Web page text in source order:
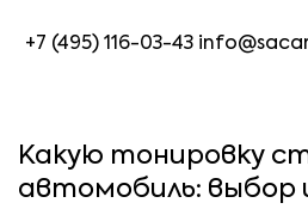
+7 (495) 116-03-43
Какую тонировку
автомобиль: выбор